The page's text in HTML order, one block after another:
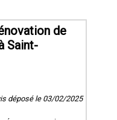
de
Saint-
déposé le 03/02/2025